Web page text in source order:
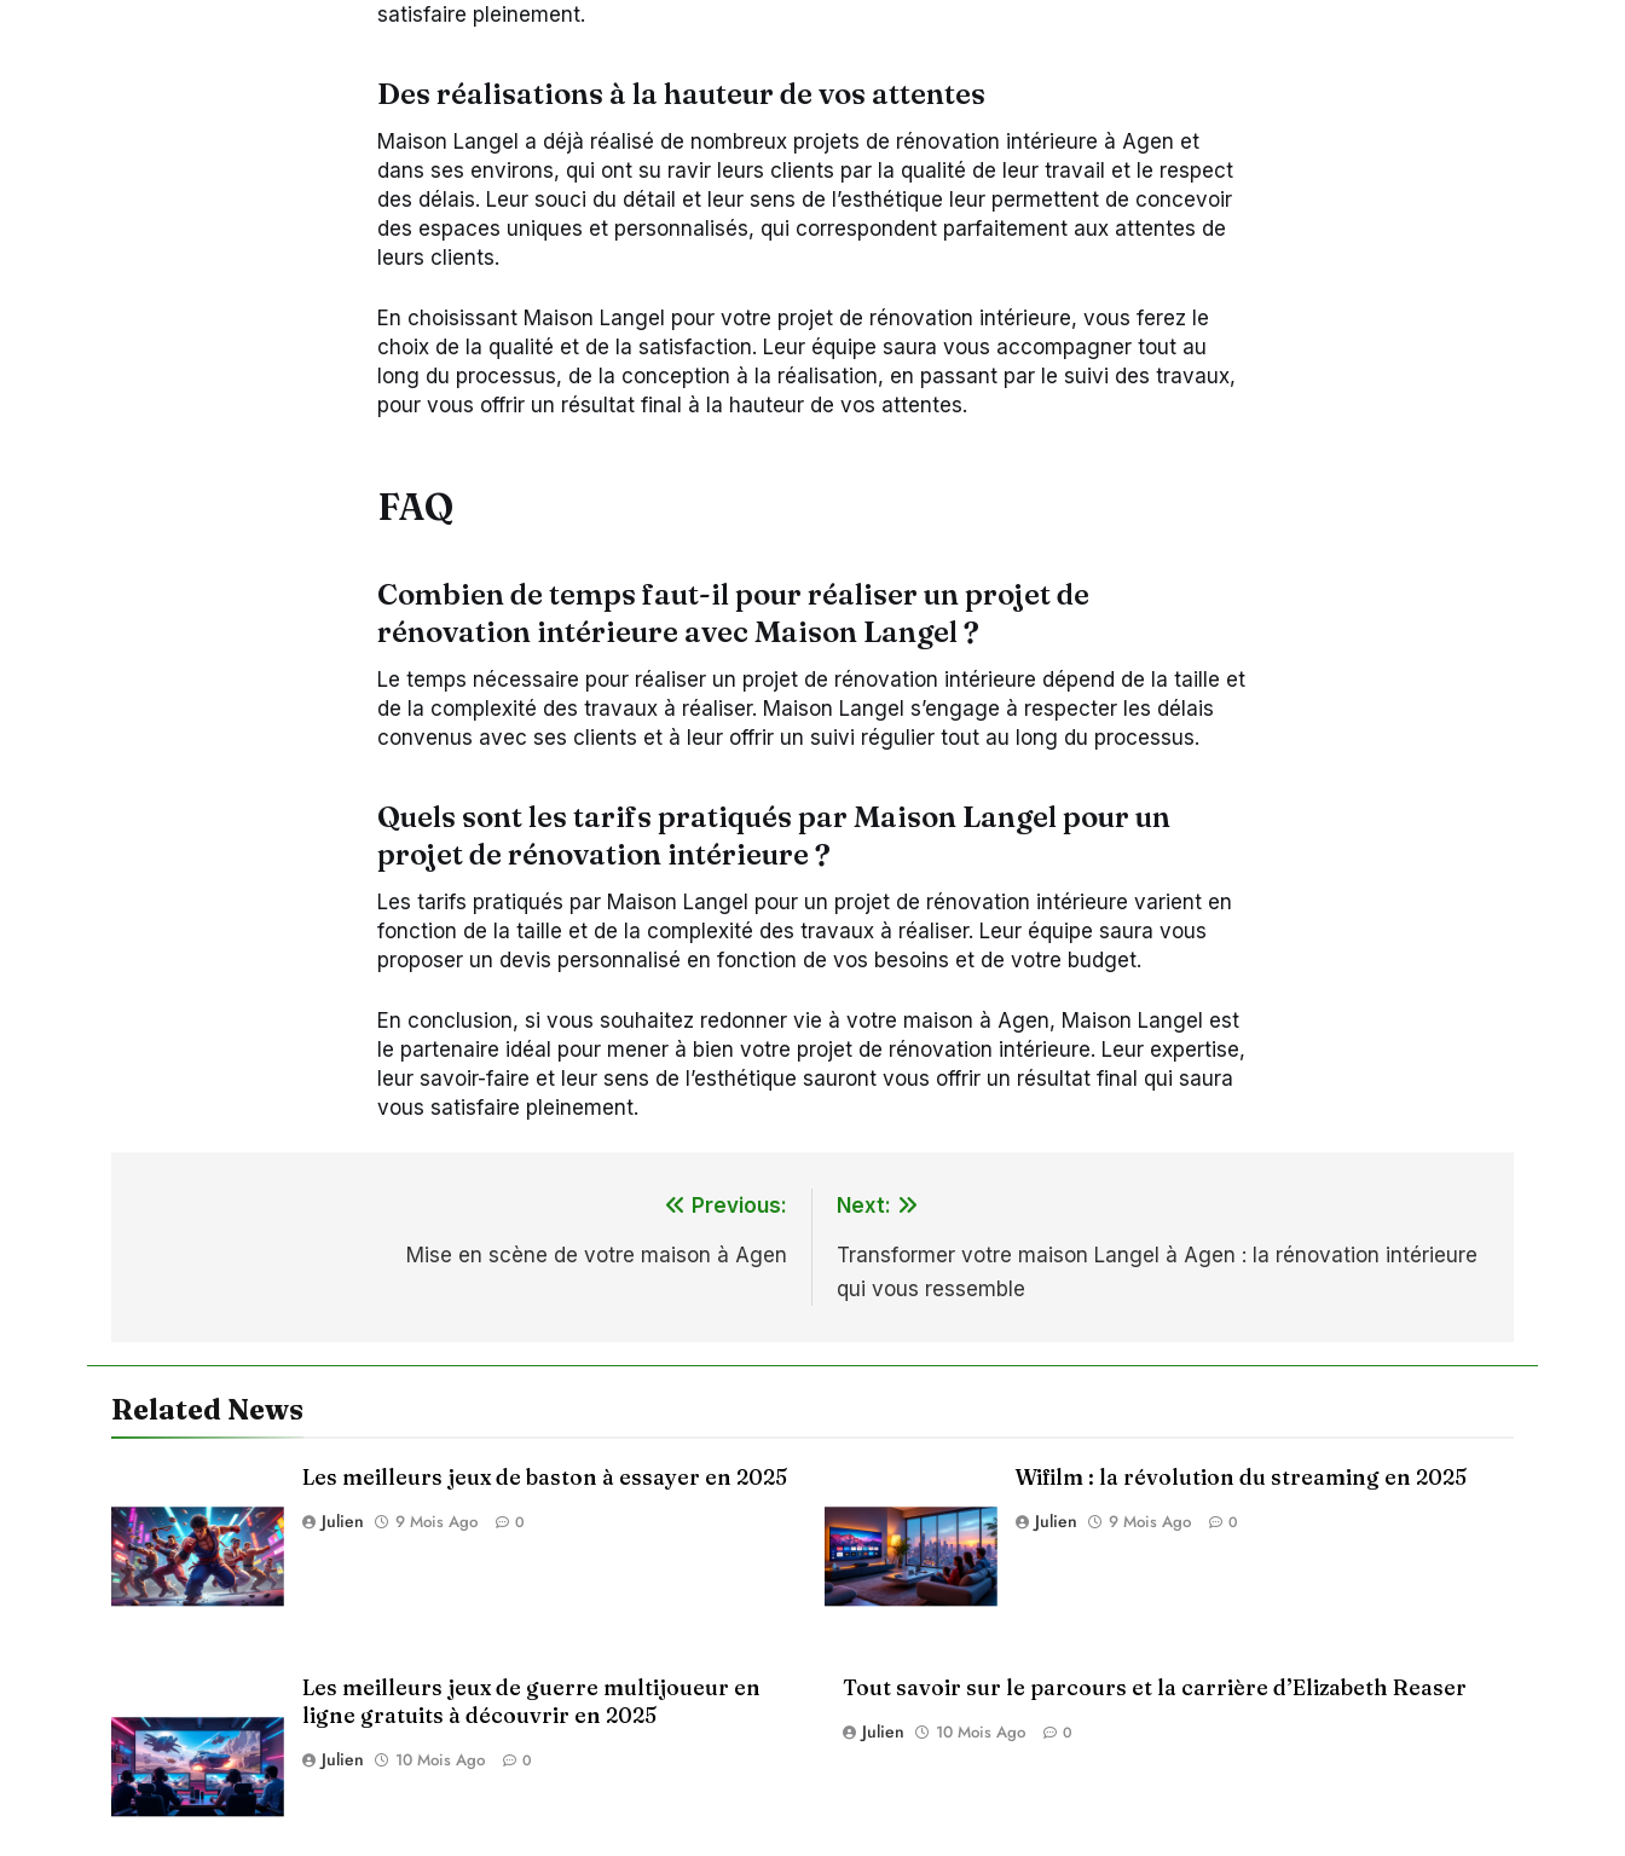
satisfaire pleinement.
Des réalisations à la hauteur de vos attentes
Maison Langel a déjà réalisé de nombreux projets de rénovation intérieure à Agen et
dans ses environs, qui ont su ravir leurs clients par la qualité de leur travail et le respect
des délais. Leur souci du détail et leur sens de l’esthétique leur permettent de concevoir
des espaces uniques et personnalisés, qui correspondent parfaitement aux attentes de
leurs clients.
En choisissant Maison Langel pour votre projet de rénovation intérieure, vous ferez le
choix de la qualité et de la satisfaction. Leur équipe saura vous accompagner tout au
long du processus, de la conception à la réalisation, en passant par le suivi des travaux,
pour vous offrir un résultat final à la hauteur de vos attentes.
FAQ
Combien de temps faut-il pour réaliser un projet de
rénovation intérieure avec Maison Langel ?
Le temps nécessaire pour réaliser un projet de rénovation intérieure dépend de la taille et
de la complexité des travaux à réaliser. Maison Langel s’engage à respecter les délais
convenus avec ses clients et à leur offrir un suivi régulier tout au long du processus.
Quels sont les tarifs pratiqués par Maison Langel pour un
projet de rénovation intérieure ?
Les tarifs pratiqués par Maison Langel pour un projet de rénovation intérieure varient en
fonction de la taille et de la complexité des travaux à réaliser. Leur équipe saura vous
proposer un devis personnalisé en fonction de vos besoins et de votre budget.
En conclusion, si vous souhaitez redonner vie à votre maison à Agen, Maison Langel est
le partenaire idéal pour mener à bien votre projet de rénovation intérieure. Leur expertise,
leur savoir-faire et leur sens de l’esthétique sauront vous offrir un résultat final qui saura
vous satisfaire pleinement.
Previous:
Mise en scène de votre maison à Agen
Next:
Transformer votre maison Langel à Agen : la rénovation intérieure
qui vous ressemble
Related News
Les meilleurs jeux de baston à essayer en 2025
Julien 9 Mois Ago 0
Wifilm : la révolution du streaming en 2025
Julien 9 Mois Ago 0
Les meilleurs jeux de guerre multijoueur en
ligne gratuits à découvrir en 2025
Julien 10 Mois Ago 0
Tout savoir sur le parcours et la carrière d’Elizabeth Reaser
Julien 10 Mois Ago 0